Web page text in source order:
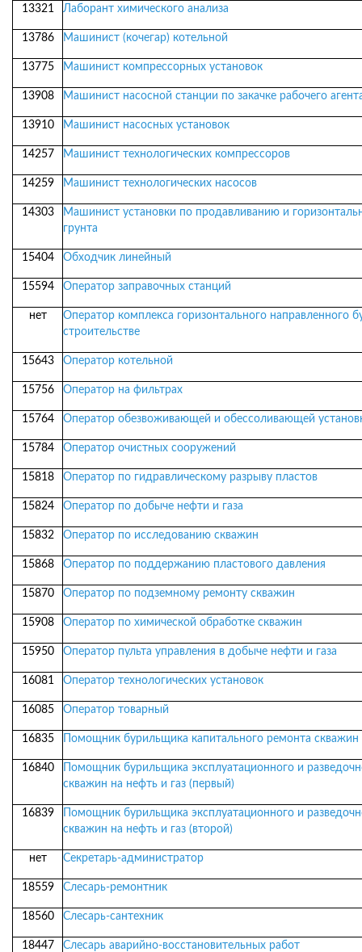
13321 Лаборант химического анализа
13786 Машинист (кочегар) котельной
13775 Машинист компрессорных установок
13908 Машинист насосной станции по закачке рабочего
13910 Машинист насосных установок
14257 Машинист технологических компрессоров
14259 Машинист технологических насосов
14303
Машинист установки по продавливанию и
грунта
15404 Обходчик линейный
15594 Оператор заправочных станций
нет
Оператор комплекса горизонтального направленного
строительстве
15643 Оператор котельной
15756 Оператор на фильтрах
15764 Оператор обезвоживающей и обессоливающей
15784 Оператор очистных сооружений
15818 Оператор по гидравлическому разрыву пластов
15824 Оператор по добыче нефти и газа
15832 Оператор по исследованию скважин
15868 Оператор по поддержанию пластового давления
15870 Оператор по подземному ремонту скважин
15908 Оператор по химической обработке скважин
15950 Оператор пульта управления в добыче нефти и газа
16081 Оператор технологических установок
16085 Оператор товарный
16835 Помощник бурильщика капитального ремонта скважин
16840
Помощник бурильщика эксплуатационного и
скважин на нефть и газ (первый)
16839
Помощник бурильщика эксплуатационного и
скважин на нефть и газ (второй)
нет Секретарь-администратор
18559 Слесарь-ремонтник
18560 Слесарь-сантехник
18447 Слесарь аварийно-восстановительных работ